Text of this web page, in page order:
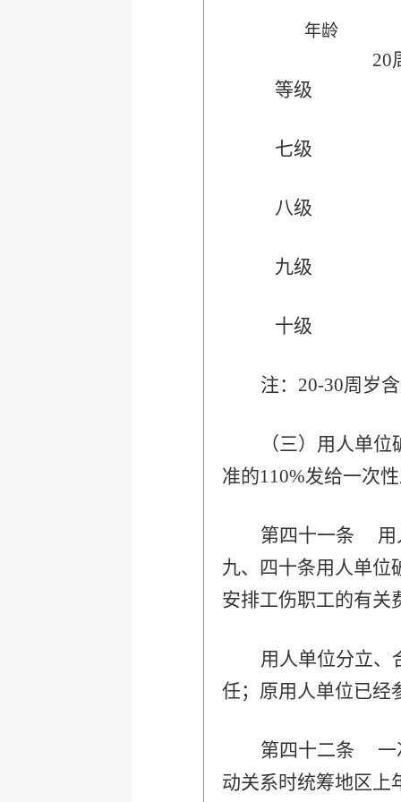
年龄
等级
20
七级
八级
九级
十级
注：20-30周岁
（三）用人单
准的110%发给一次
第四十一条
九、四十条用人单位
安排工伤职工的有关
用人单位分立、
任；原用人单位已经
第四十二条
动关系时统筹地区上